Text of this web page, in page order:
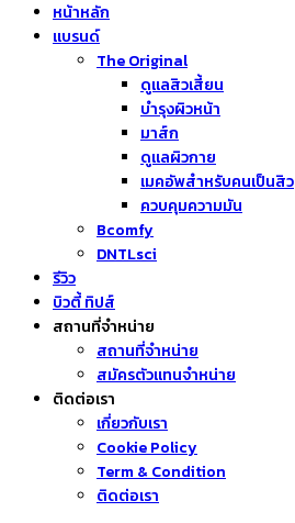
หน้าหลัก
แบรนด์
The Original
ดูแลสิวเสี้ยน
บำรุงผิวหน้า
มาส์ก
ดูแลผิวกาย
เมคอัพสำหรับคนเป็นสิว
ควบคุมความมัน
Bcomfy
DNTLsci
รีวิว
บิวตี้ ทิปส์
สถานที่จำหน่าย
สถานที่จำหน่าย
สมัครตัวแทนจำหน่าย
ติดต่อเรา
เกี่ยวกับเรา
Cookie Policy
Term & Condition
ติดต่อเรา